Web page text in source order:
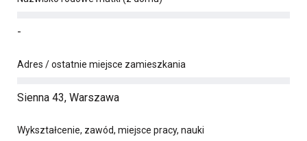
-
Adres / ostatnie miejsce zamieszkania
Sienna 43, Warszawa
Wykształcenie, zawód, miejsce pracy, nauki